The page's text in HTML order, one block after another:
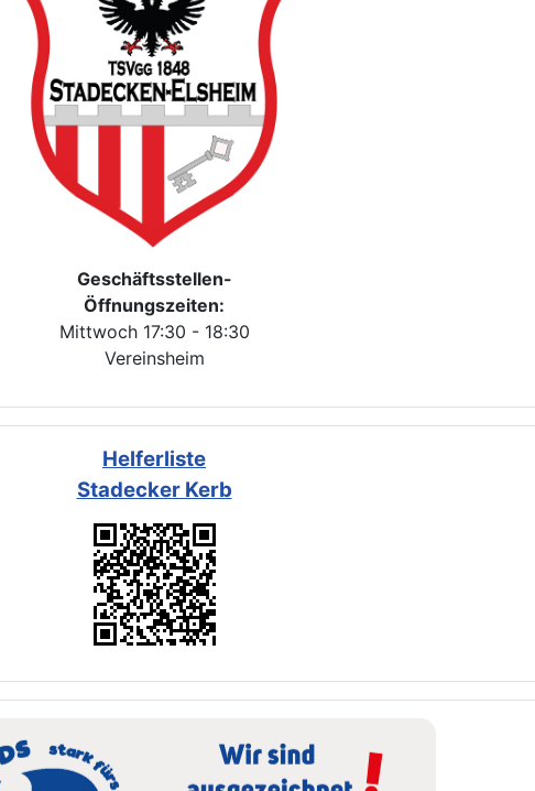
Geschäftsstellen-
Öffnungszeiten:
Mittwoch 17:30 - 18:30
Vereinsheim
Helferliste
Stadecker Kerb